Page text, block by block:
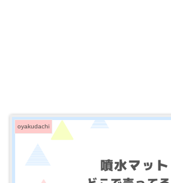
oyakudachi